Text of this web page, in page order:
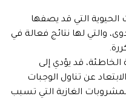
التي قد يصفها
والتي لها نتائج فعالة في
الخاطئة، قد يؤدي إلى
عن تناول الوجبات
الغازية التي تسبب